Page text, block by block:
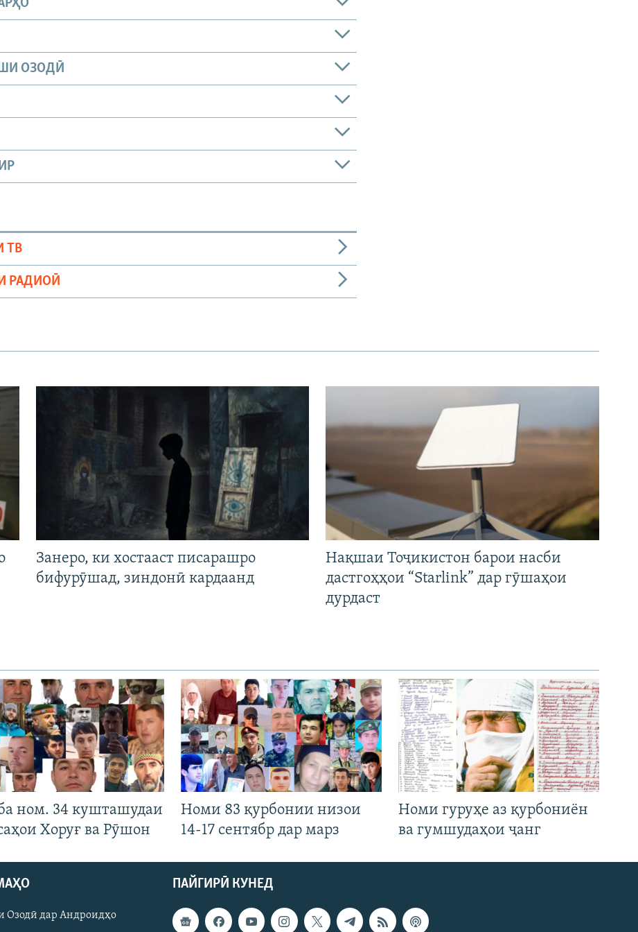
ОЗОДӢ
ТВ
РАДИОӢ
Занеро, ки хостааст писарашро
бифурӯшад, зиндонӣ кардаанд
Нақшаи Тоҷикистон барои насби
дастгоҳҳои “Starlink” дар гӯшаҳои
дурдаст
ном. 34 кушташудаи
Хоруғ ва Рӯшон
Номи 83 қурбонии низои
14-17 сентябр дар марз
Номи гуруҳе аз қурбониён
ва гумшудаҳои ҷанг
ПАЙГИРӢ КУНЕД
Озодӣ дар Андроидҳо